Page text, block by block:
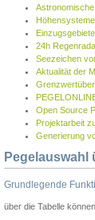
Höhensysteme
Einzugsgebiete
24h
Seezeichen
Aktualität der
Open Source
Projektarbeit
Generierung
Pegelauswahl
Grundlegende
über die Tabelle